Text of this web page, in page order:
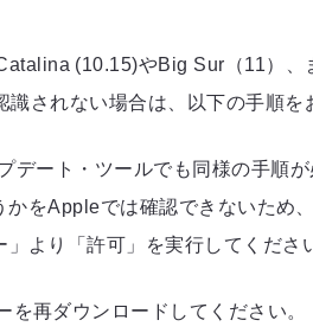
(10.15)やBig Sur（11）、
されない場合は、以下の手順を
ート・ツールでも同様の手順が
かをAppleでは確認できないた
より「許可」を実行してくださ
再ダウンロードしてください。